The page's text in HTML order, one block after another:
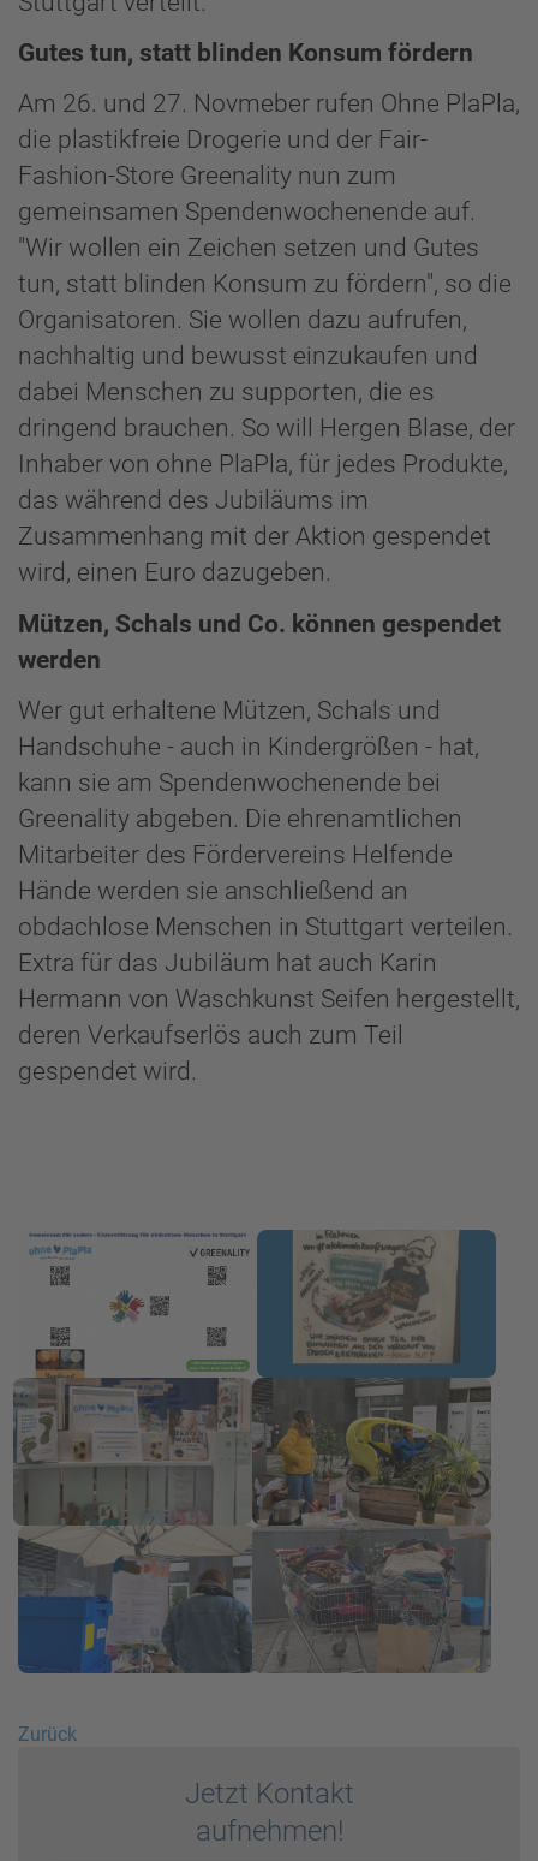
Gutes tun, statt blinden Konsum fördern
Am 26. und 27. Novmeber rufen Ohne PlaPla,
die plastikfreie Drogerie und der Fair-
Fashion-Store Greenality nun zum
gemeinsamen Spendenwochenende auf.
"Wir wollen ein Zeichen setzen und Gutes
tun, statt blinden Konsum zu fördern", so die
Organisatoren. Sie wollen dazu aufrufen,
nachhaltig und bewusst einzukaufen und
dabei Menschen zu supporten, die es
dringend brauchen. So will Hergen Blase, der
Inhaber von ohne PlaPla, für jedes Produkte,
das während des Jubiläums im
Zusammenhang mit der Aktion gespendet
wird, einen Euro dazugeben.
Mützen, Schals und Co. können gespendet
werden
Wer gut erhaltene Mützen, Schals und
Handschuhe - auch in Kindergrößen - hat,
kann sie am Spendenwochenende bei
Greenality abgeben. Die ehrenamtlichen
Mitarbeiter des Fördervereins Helfende
Hände werden sie anschließend an
obdachlose Menschen in Stuttgart verteilen.
Extra für das Jubiläum hat auch Karin
Hermann von Waschkunst Seifen hergestellt,
deren Verkaufserlös auch zum Teil
gespendet wird.
Zurück
Jetzt Kontakt
auf­nehmen!